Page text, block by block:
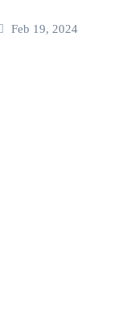
Feb 19, 2024